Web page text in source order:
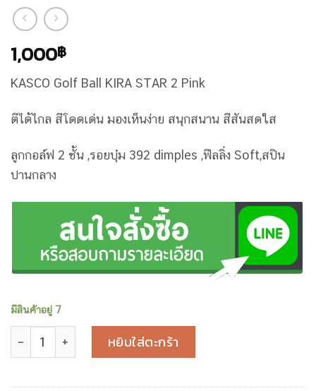
1,000฿
KASCO Golf Ball KIRA STAR 2 Pink
ตีได้ไกล สีโดดเด่น มองเห็นง่าย สนุกสนาน สีสันสดใส
ลูกกอล์ฟ 2 ชั้น ,รอยบุ๋ม 392 dimples ,ฟีลลิ่ง Soft,สปิน
ปานกลาง
มีสินค้าอยู่ 7
จำนวน KASCO ลูกกอล์ฟ Ball KIRA STAR 2 Pink ชิ้น
หยิบใส่ตะกร้า